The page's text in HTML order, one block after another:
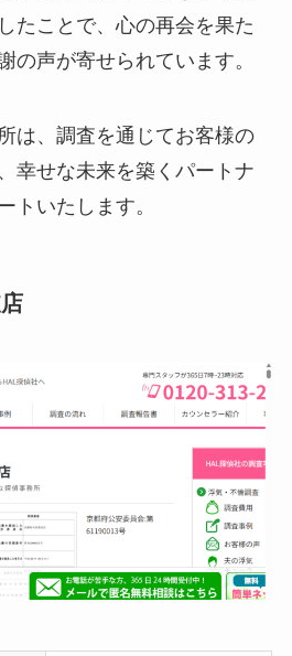
たことで、心の再会を果た
の声が寄せられています。
は、調査を通じてお客様の
幸せな未来を築くパートナ
トいたします。